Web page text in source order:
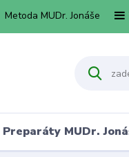
Metoda MUDr. Jonáše
Preparáty MUDr.